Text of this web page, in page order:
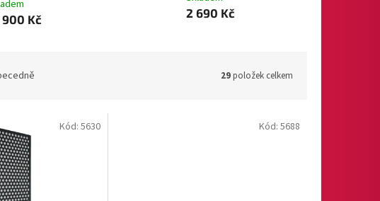
900 Kč
2 690 Kč
29položek celkem
Kód: 5630 Kód: 5688